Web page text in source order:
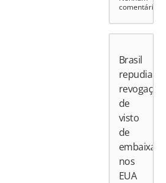
comentário
Brasil
repudia
revogação
de
visto
de
nos
EUA